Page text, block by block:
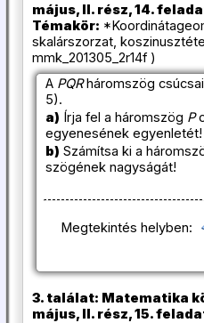
május, II. rész, 14.
Témakör:
skalárszorzat,
mmk_201305_2r14f )
A PQRháromszög
5).
a) Írja fel a háromszög P
egyenesének egyenletét!
b) Számítsa ki a
szögének nagyságát!
Megtekintés helyben:
3. találat: Matematika
május, II. rész, 15.